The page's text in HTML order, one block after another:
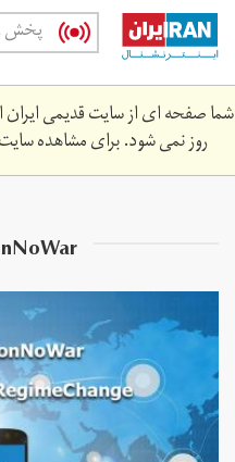
Skip
main
content
پخش
شما صفحه ای از سایت قدیمی ایران
روز نمی شود. برای مشاهده